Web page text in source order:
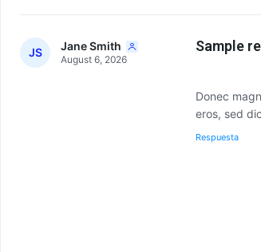
JS Jane Smith
August 6, 2026
Sample
Donec
eros, sed
Respuesta